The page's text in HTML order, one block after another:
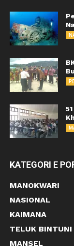
KATEGORI E
MANOKWARI
NASIONAL
KAIMANA
TELUK BINTUNI
MANSEL